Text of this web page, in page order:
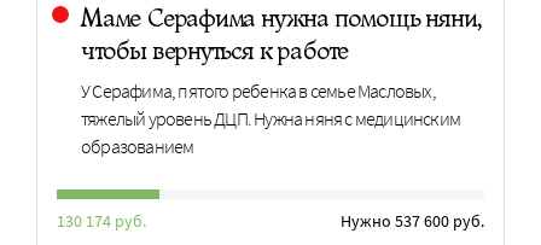
Маме Серафима нужна помощь няни,
чтобы вернуться к работе
У Серафима, пятого ребенка в семье Масловых,
тяжелый уровень ДЦП. Нужна няня с медицинским
образованием
130 174 руб. Нужно 537 600 руб.